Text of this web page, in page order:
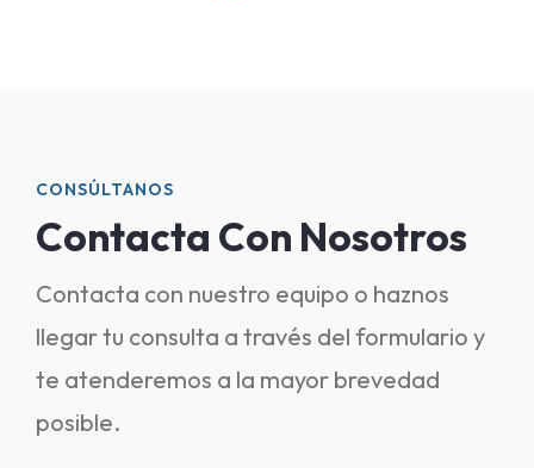
CONSÚLTANOS
Contacta Con Nosotros
Contacta con nuestro equipo o haznos
llegar tu consulta a través del formulario y
te atenderemos a la mayor brevedad
posible.